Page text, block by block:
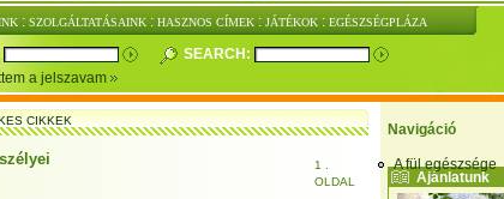
: SZOLGÁLTATÁSAINK : HASZNOS CÍMEK : JÁTÉKOK : EGÉSZSÉGPLÁZA
SEARCH:
a jelszavam
Navigáció
A fül egészsége
Ajánlatunk
CIKKEK
1 .
OLDAL